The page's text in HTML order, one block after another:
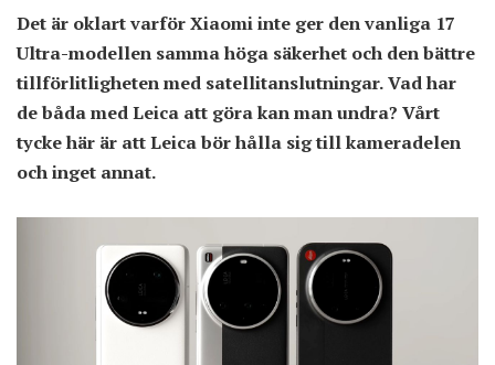
Det är oklart varför Xiaomi inte ger den vanliga 17
Ultra-modellen samma höga säkerhet och den bättre
tillförlitligheten med satellitanslutningar. Vad har
de båda med Leica att göra kan man undra? Vårt
tycke här är att Leica bör hålla sig till kameradelen
och inget annat.